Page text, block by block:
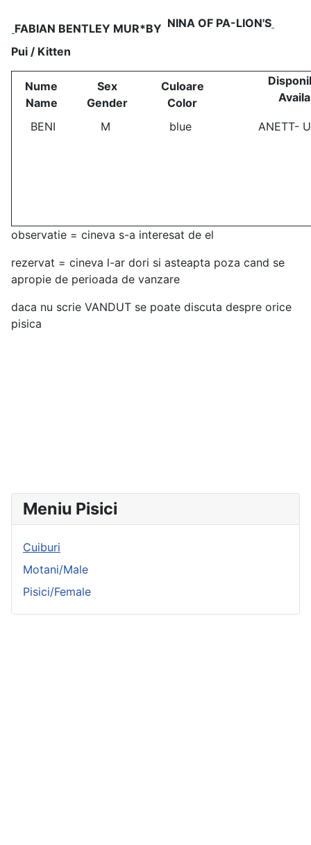
Meniu Pisici
Cuiburi
Motani/Male
Pisici/Female
FABIAN BENTLEY MUR*BY NINA OF PA-LION'S
Pui / Kitten
Nume
Name
Sex
Gender
Culoare
Color
BENI M blue ANETT-
observatie = cineva s-a interesat de el
rezervat = cineva l-ar dori si asteapta poza cand se
apropie de perioada de vanzare
daca nu scrie VANDUT se poate discuta despre orice
pisica